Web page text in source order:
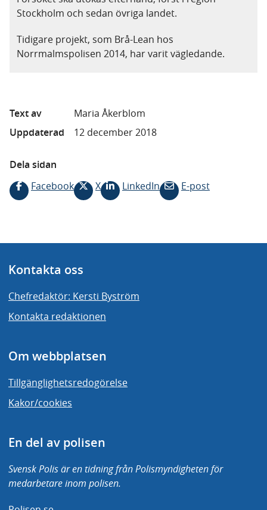
Stockholm och sedan övriga landet.
Tidigare projekt, som Brå-Lean hos
Norrmalmspolisen 2014, har varit vägledande.
Text av
Maria Åkerblom
Uppdaterad
12 december 2018
Dela sidan
Facebook
X LinkedIn E-post
Kontakta oss
Chefredaktör: Kersti Byström
Kontakta redaktionen
Om webbplatsen
Tillgänglighetsredogörelse
Kakor/cookies
En del av polisen
Svensk Polis är en tidning från Polismyndigheten för
medarbetare inom polisen.